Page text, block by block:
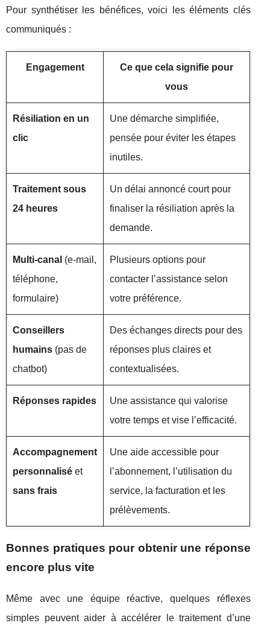
Pour synthétiser les bénéfices, voici les éléments clés
communiqués :
Engagement
Ce que cela signifie pour
vous
Résiliation en un
clic
Une démarche simplifiée,
pensée pour éviter les étapes
inutiles.
Traitement sous
24 heures
Un délai annoncé court pour
finaliser la résiliation après la
demande.
Multi‑canal (e‑mail,
téléphone,
formulaire)
Plusieurs options pour
contacter l’assistance selon
votre préférence.
Conseillers
humains (pas de
chatbot)
Des échanges directs pour des
réponses plus claires et
contextualisées.
Réponses rapides
Une assistance qui valorise
votre temps et vise l’efficacité.
Accompagnement
personnalisé et
sans frais
Une aide accessible pour
l’abonnement, l’utilisation du
service, la facturation et les
prélèvements.
Bonnes pratiques pour obtenir une réponse
encore plus vite
Même avec une équipe réactive, quelques réflexes
simples peuvent aider à accélérer le traitement d’une